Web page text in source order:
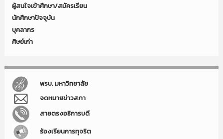
ผู้สนใจเข้าศึกษา/สมัครเรียน
นักศึกษาปัจจุบัน
บุคลากร
ศิษย์เก่า
พรบ. มหาวิทยาลัย
จดหมายข่าวสภา
สายตรงอธิการบดี
ร้องเรียนการทุจริต